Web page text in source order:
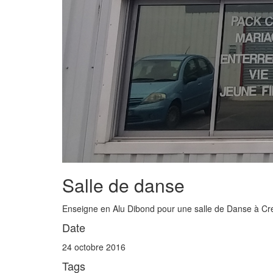
Salle de danse
Enseigne en Alu Dibond pour une salle de Danse à
Date
24 octobre 2016
Tags